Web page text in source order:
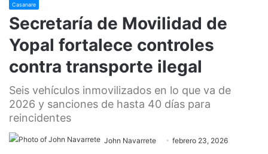
Casanare
Secretaría de Movilidad de
Yopal fortalece controles
contra transporte ilegal
Seis vehículos inmovilizados en lo que va de
2026 y sanciones de hasta 40 días para
reincidentes
John Navarrete febrero 23, 2026